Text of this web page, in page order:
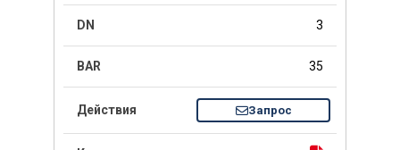
3
35
Запрос